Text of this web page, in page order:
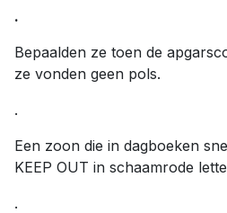
.
Bepaalden ze toen de
ze vonden geen pols.
.
Een zoon die in dagboeken
KEEP OUT in schaamrode
.